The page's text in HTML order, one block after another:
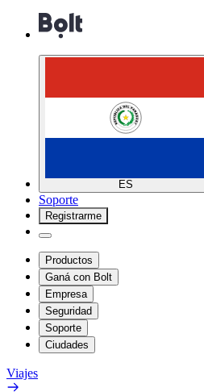
ES
Soporte
Registrarme
Productos
Ganá con Bolt
Empresa
Seguridad
Soporte
Ciudades
Viajes